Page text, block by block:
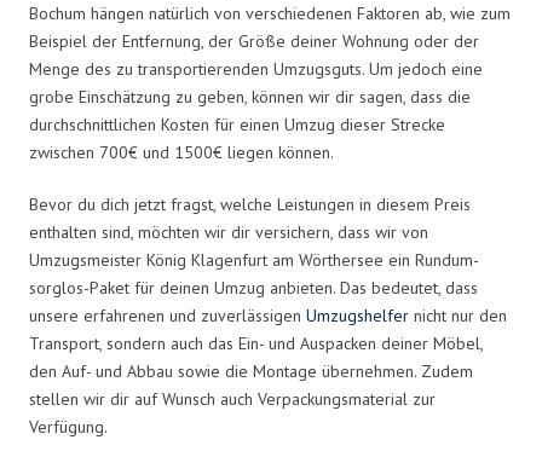
Bochum hängen natürlich von verschiedenen Faktoren ab, wie zum
Beispiel der Entfernung, der Größe deiner Wohnung oder der
Menge des zu transportierenden Umzugsguts. Um jedoch eine
grobe Einschätzung zu geben, können wir dir sagen, dass die
durchschnittlichen Kosten für einen Umzug dieser Strecke
zwischen 700€ und 1500€ liegen können.
Bevor du dich jetzt fragst, welche Leistungen in diesem Preis
enthalten sind, möchten wir dir versichern, dass wir von
Umzugsmeister König Klagenfurt am Wörthersee ein Rundum-
sorglos-Paket für deinen Umzug anbieten. Das bedeutet, dass
unsere erfahrenen und zuverlässigen Umzugshelfer nicht nur den
Transport, sondern auch das Ein- und Auspacken deiner Möbel,
den Auf- und Abbau sowie die Montage übernehmen. Zudem
stellen wir dir auf Wunsch auch Verpackungsmaterial zur
Verfügung.